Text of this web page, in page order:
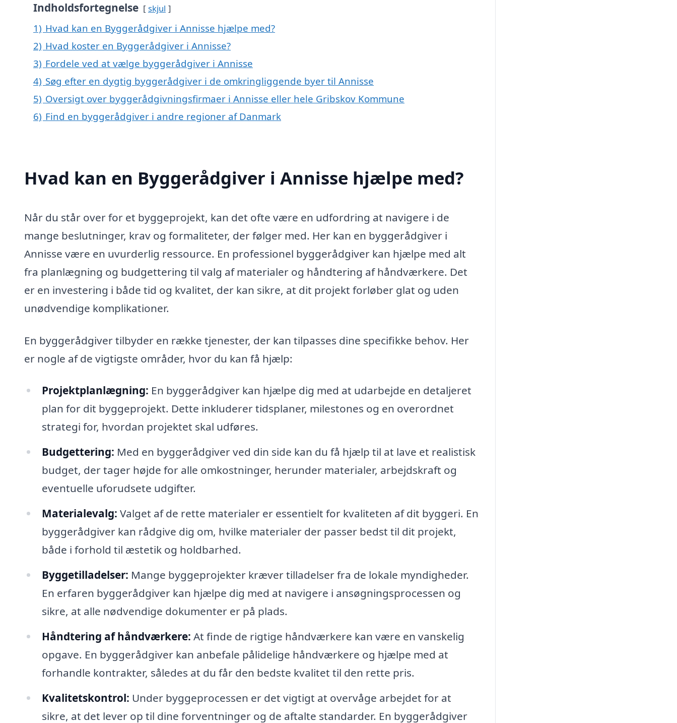
Indholdsfortegnelse skjul
1) Hvad kan en Byggerådgiver i Annisse hjælpe med?
2) Hvad koster en Byggerådgiver i Annisse?
3) Fordele ved at vælge byggerådgiver i Annisse
4) Søg efter en dygtig byggerådgiver i de omkringliggende byer til Annisse
5) Oversigt over byggerådgivningsfirmaer i Annisse eller hele Gribskov Kommune
6) Find en byggerådgiver i andre regioner af Danmark
Hvad kan en Byggerådgiver i Annisse hjælpe med?
Når du står over for et byggeprojekt, kan det ofte være en udfordring at navigere i de
mange beslutninger, krav og formaliteter, der følger med. Her kan en byggerådgiver i
Annisse være en uvurderlig ressource. En professionel byggerådgiver kan hjælpe med alt
fra planlægning og budgettering til valg af materialer og håndtering af håndværkere. Det
er en investering i både tid og kvalitet, der kan sikre, at dit projekt forløber glat og uden
unødvendige komplikationer.
En byggerådgiver tilbyder en række tjenester, der kan tilpasses dine specifikke behov. Her
er nogle af de vigtigste områder, hvor du kan få hjælp:
Projektplanlægning: En byggerådgiver kan hjælpe dig med at udarbejde en detaljeret
plan for dit byggeprojekt. Dette inkluderer tidsplaner, milestones og en overordnet
strategi for, hvordan projektet skal udføres.
Budgettering: Med en byggerådgiver ved din side kan du få hjælp til at lave et realistisk
budget, der tager højde for alle omkostninger, herunder materialer, arbejdskraft og
eventuelle uforudsete udgifter.
Materialevalg: Valget af de rette materialer er essentielt for kvaliteten af dit byggeri. En
byggerådgiver kan rådgive dig om, hvilke materialer der passer bedst til dit projekt,
både i forhold til æstetik og holdbarhed.
Byggetilladelser: Mange byggeprojekter kræver tilladelser fra de lokale myndigheder.
En erfaren byggerådgiver kan hjælpe dig med at navigere i ansøgningsprocessen og
sikre, at alle nødvendige dokumenter er på plads.
Håndtering af håndværkere: At finde de rigtige håndværkere kan være en vanskelig
opgave. En byggerådgiver kan anbefale pålidelige håndværkere og hjælpe med at
forhandle kontrakter, således at du får den bedste kvalitet til den rette pris.
Kvalitetskontrol: Under byggeprocessen er det vigtigt at overvåge arbejdet for at
sikre, at det lever op til dine forventninger og de aftalte standarder. En byggerådgiver